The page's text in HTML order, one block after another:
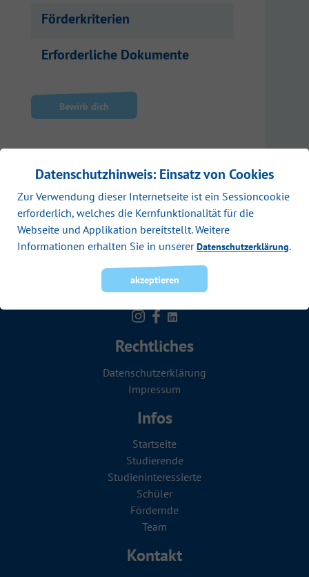
Datenschutzhinweis: Einsatz von Cookies
Zur Verwendung dieser Internetseite ist ein Sessioncookie
erforderlich, welches die Kernfunktionalität für die
Webseite und Applikation bereitstellt. Weitere
Informationen erhalten Sie in unsererDatenschutzerklärung.
akzeptieren
Förderkriterien
Erforderliche Dokumente
Bewirb dich
Rechtliches
Datenschutzerklärung
Impressum
Infos
Startseite
Studierende
Studien­in­teressierte
Schüler
Fördernde
Team
Kontakt